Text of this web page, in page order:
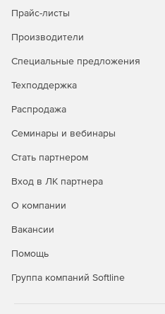
Прайс-листы
Производители
Специальные предложения
Техподдержка
Распродажа
Семинары и вебинары
Стать партнером
Вход в ЛК партнера
О компании
Вакансии
Помощь
Группа компаний Softline